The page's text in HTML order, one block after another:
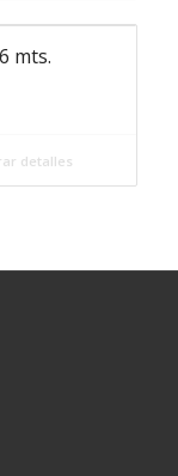
mts.
detalles